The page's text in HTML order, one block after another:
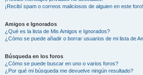
¡Recibí spam o correos maliciosos de alguien en este foro!
Amigos e Ignorados
¿Qué es la lista de Mis Amigos e Ignorados?
¿Cómo se puede añadir o borrar usuarios de mi lista de
Búsqueda en los foros
¿Cómo se puede buscar en uno o varios foros?
¿Por qué mi búsqueda me devuelve ningún resultado?